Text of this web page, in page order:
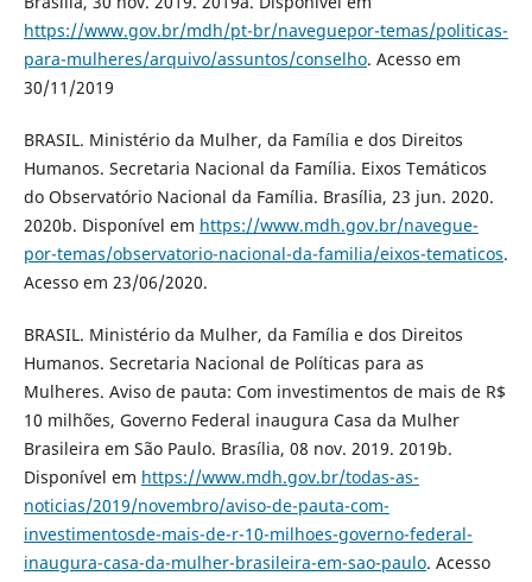
https://www.gov.br/mdh/pt-br/naveguepor-temas/politicas-
para-mulheres/arquivo/assuntos/conselho. Acesso em
30/11/2019
BRASIL. Ministério da Mulher, da Família e dos Direitos
Humanos. Secretaria Nacional da Família. Eixos Temáticos
do Observatório Nacional da Família. Brasília, 23 jun. 2020.
2020b. Disponível em https://www.mdh.gov.br/navegue-
por-temas/observatorio-nacional-da-familia/eixos-tematicos.
Acesso em 23/06/2020.
BRASIL. Ministério da Mulher, da Família e dos Direitos
Humanos. Secretaria Nacional de Políticas para as
Mulheres. Aviso de pauta: Com investimentos de mais de R$
10 milhões, Governo Federal inaugura Casa da Mulher
Brasileira em São Paulo. Brasília, 08 nov. 2019. 2019b.
Disponível em https://www.mdh.gov.br/todas-as-
noticias/2019/novembro/aviso-de-pauta-com-
investimentosde-mais-de-r-10-milhoes-governo-federal-
inaugura-casa-da-mulher-brasileira-em-sao-paulo. Acesso